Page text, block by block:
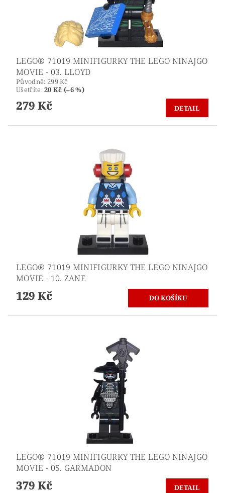
LEGO® 71019 MINIFIGURKY THE LEGO NINAJGO
MOVIE - 03. LLOYD
Původně: 299 Kč
Ušetříte:20 Kč (–6 %)
279 Kč DETAIL
LEGO® 71019 MINIFIGURKY THE LEGO NINAJGO
MOVIE - 10. ZANE
129 Kč
LEGO® 71019 MINIFIGURKY THE LEGO NINAJGO
MOVIE - 05. GARMADON
379 Kč DETAIL